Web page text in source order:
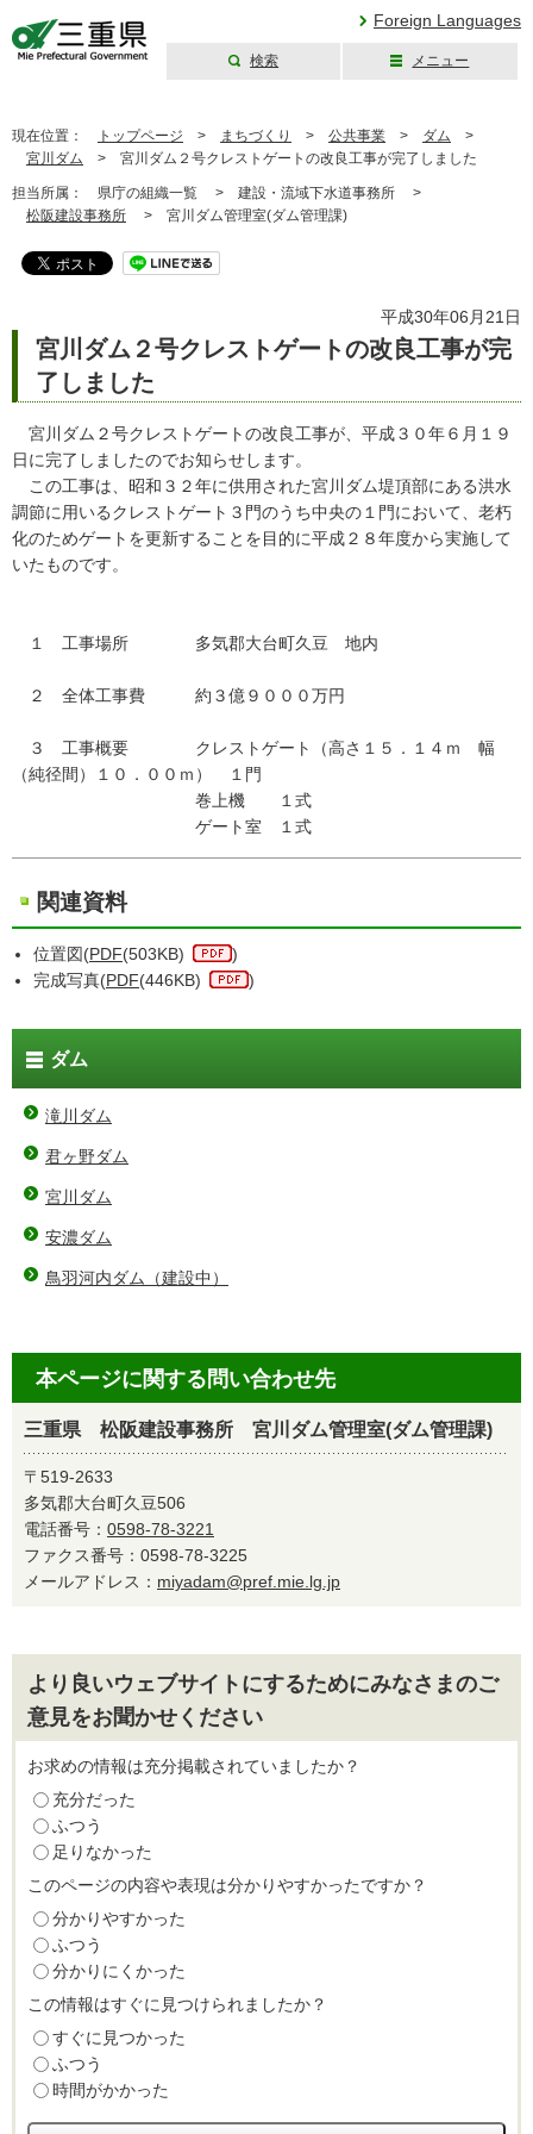
Foreign Languages
検索 メニュー
現在位置： トップページ > まちづくり > 公共事業 > ダム >
宮川ダム > 宮川ダム２号クレストゲートの改良工事が完了しました
担当所属： 県庁の組織一覧 > 建設・流域下水道事務所 >
松阪建設事務所 > 宮川ダム管理室(ダム管理課)
平成30年06月21日
宮川ダム２号クレストゲートの改良工事が完
了しました
宮川ダム２号クレストゲートの改良工事が、平成３０年６月１９
日に完了しましたのでお知らせします。
この工事は、昭和３２年に供用された宮川ダム堤頂部にある洪水
調節に用いるクレストゲート３門のうち中央の１門において、老朽
化のためゲートを更新することを目的に平成２８年度から実施して
いたものです。
１ 工事場所 多気郡大台町久豆 地内
２ 全体工事費 約３億９０００万円
３ 工事概要 クレストゲート（高さ１５．１４ｍ 幅
（純径間）１０．００ｍ） １門
巻上機 １式
ゲート室 １式
関連資料
位置図(PDF(503KB)
)
完成写真(PDF(446KB) )
ダム
滝川ダム
君ヶ野ダム
宮川ダム
安濃ダム
鳥羽河内ダム（建設中）
本ページに関する問い合わせ先
三重県 松阪建設事務所 宮川ダム管理室(ダム管理課)
〒519-2633
多気郡大台町久豆506
電話番号： 0598-78-3221
ファクス番号：0598-78-3225
メールアドレス： miyadam@pref.mie.lg.jp
より良いウェブサイトにするためにみなさまのご
意見をお聞かせください
お求めの情報は充分掲載されていましたか？
充分だった
ふつう
足りなかった
このページの内容や表現は分かりやすかったですか？
分かりやすかった
ふつう
分かりにくかった
この情報はすぐに見つけられましたか？
すぐに見つかった
ふつう
時間がかかった